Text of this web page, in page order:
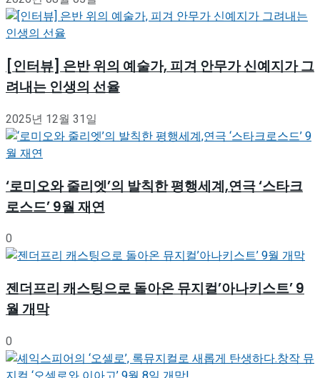
[인터뷰] 은반 위의 예술가, 피겨 안무가 신예지가 그
려내는 인생의 선율
2025년 12월 31일
‘로미오와 줄리엣’의 발칙한 평행세계,연극 ‘스타크
로스드’ 9월 재연
0
젠더프리 캐스팅으로 돌아온 뮤지컬’아나키스트’ 9
월 개막
0